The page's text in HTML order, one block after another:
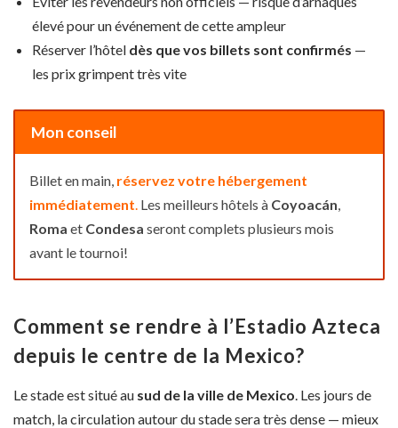
élevé pour un événement de cette ampleur
Réserver l’hôtel dès que vos billets sont confirmés —
les prix grimpent très vite
Mon conseil
Billet en main, réservez votre hébergement
immédiatement. Les meilleurs hôtels à Coyoacán,
Roma et Condesa seront complets plusieurs mois
avant le tournoi!
Comment se rendre à l’Estadio Azteca
depuis le centre de la Mexico?
Le stade est situé au sud de la ville de Mexico. Les jours de
match, la circulation autour du stade sera très dense — mieux